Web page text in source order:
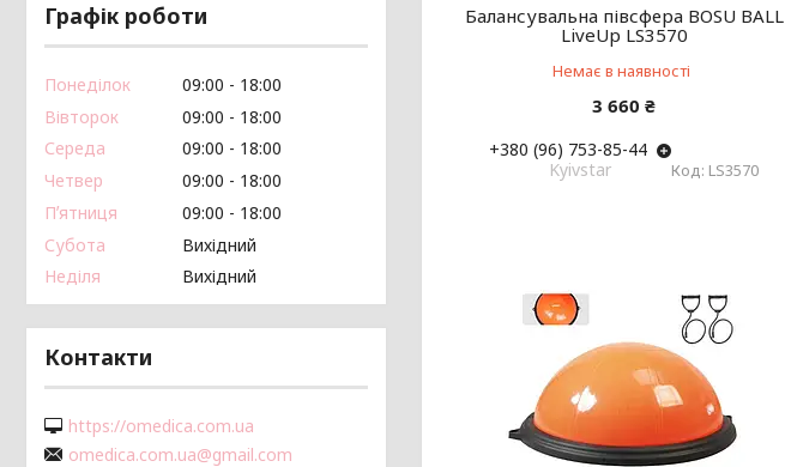
Балансувальна півсфера BOSU BALL
LiveUp LS3570
Немає в наявності
3 660 ₴
+380 (96) 753-85-44
Kyivstar
LS3570
Графік роботи
Понеділок 09:00
18:00
Вівторок
09:00
18:00
Середа
09:00
18:00
Четвер
09:00
18:00
Пʼятниця
09:00
18:00
Субота
Вихідний
Неділя
Вихідний
Контакти
https://omedica.com.ua
omedica.com.ua@gmail.com